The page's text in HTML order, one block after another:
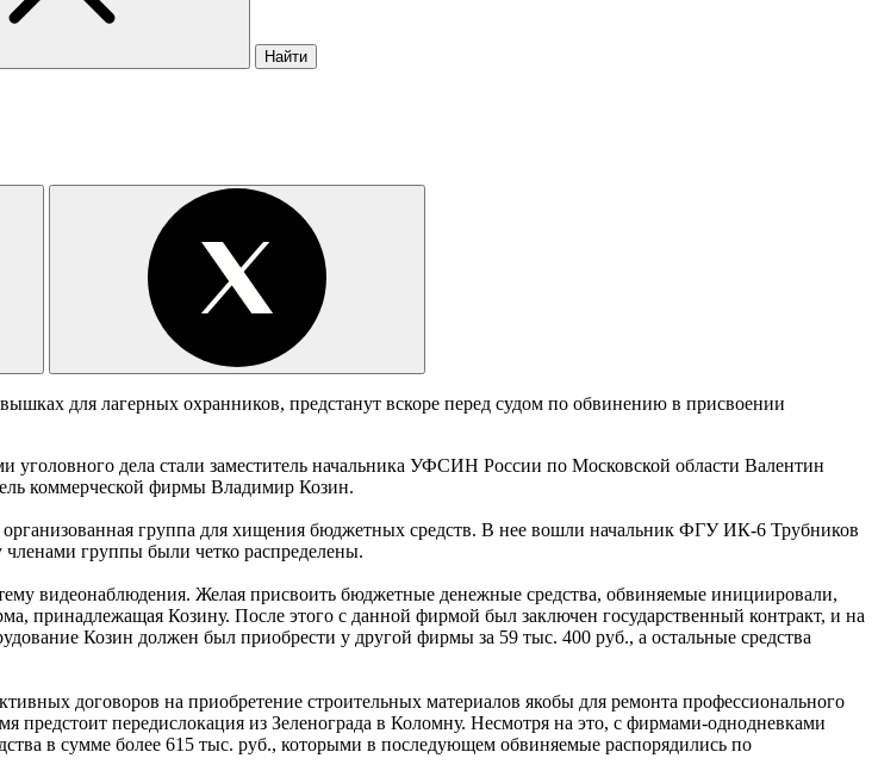
Найти
для лагерных охранников, предстанут вскоре перед судом по обвинению в присвоении
дела стали заместитель начальника УФСИН России по Московской области Валентин
коммерческой фирмы Владимир Козин.
группа для хищения бюджетных средств. В нее вошли начальник ФГУ ИК-6 Трубников
группы были четко распределены.
видеонаблюдения. Желая присвоить бюджетные денежные средства, обвиняемые инициировали,
принадлежащая Козину. После этого с данной фирмой был заключен государственный контракт, и на
Козин должен был приобрести у другой фирмы за 59 тыс. 400 руб., а остальные средства
договоров на приобретение строительных материалов якобы для ремонта профессионального
передислокация из Зеленограда в Коломну. Несмотря на это, с фирмами-однодневками
в сумме более 615 тыс. руб., которыми в последующем обвиняемые распорядились по